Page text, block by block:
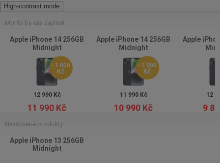
High-contrast mode
Mohlo by vás zajímat
Apple iPhone 14 256GB
Midnight
- 1 000
Kč
12 990 Kč
11 990 Kč
Apple iPhone 14 256GB
Midnight
- 1 000
Kč
11 990 Kč
10 990 Kč
Apple
12
9
Navštívené produkty
Apple iPhone 13 256GB
Midnight